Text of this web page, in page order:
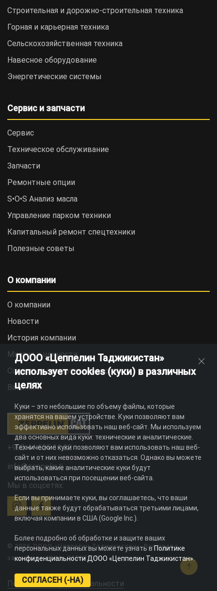
Строительная и дорожно-cтроительная техника
Горная и карьерная техника
Сельскохозяйственная техника
Навесное оборудование
Энергетические системы
Сервис и запчасти
Сервис
Техническое обслуживание
Запчасти
Ремонтные опции
S•O•S Анализ масла
Управление парком техники
Капитальный ремонт спецтехники
Полезные советы
О компании
О компании
Новости
История компании
Миссия и ценности
Социальная ответственность
Вакансии
+992 44 625 11 22
info@zeppelin.tj
Мы в соцсетях:
© 2026 ДООО «Цеппелин Таджикистан». Все права
защищены. ИНН - 010082996
Политика конфиденциальности
ДООО «Цеппелин Таджикистан»
использует cookies (куки) в различных
целях
Куки – это небольшие по объему файлы, которые
хранятся на вашем устройстве. Куки позволяют вам
эффективно использовать наш веб-сайт. Мы используем
два основных вида куки: технические и аналитические.
Технические куки позволяют вам использовать наш веб-
сайт и от них невозможно отказаться. Однако вы можете
выбрать, какие аналитические куки будут
использоваться при посещении веб-сайта.
Если вы принимаете куки, вы соглашаетесь, что ваши
данные также будут обрабатываться третьими лицами,
включая компании в США (Google Inc.).
Более подробно об обработке и защите ваших
персональных данных вы можете узнать вПолитике
конфиденциальности ДООО «Цеппелин Таджикистан».
СОГЛАСЕН (-НА)